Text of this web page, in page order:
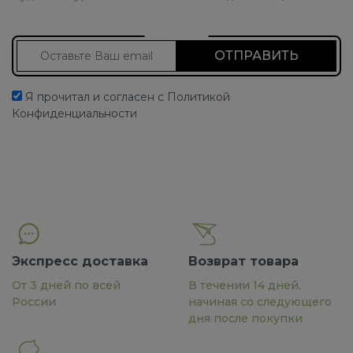
Я прочитал и согласен с Политикой
Конфиденциальности
Экспресс доставка
От 3 дней по всей
России
Возврат товара
В течении 14 дней,
начиная со следующего
дня после покупки